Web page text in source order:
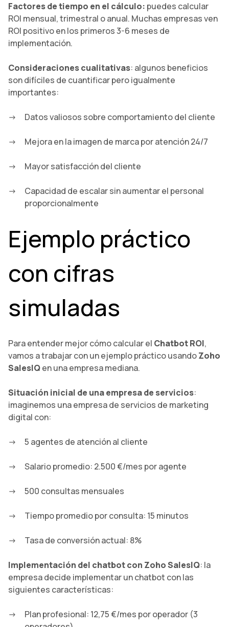
Factores de tiempo en el cálculo: puedes calcular
ROI mensual, trimestral o anual. Muchas empresas ven
ROI positivo en los primeros 3-6 meses de
implementación.
Consideraciones cualitativas: algunos beneficios
son difíciles de cuantificar pero igualmente
importantes:
Datos valiosos sobre comportamiento del cliente
Mejora en la imagen de marca por atención 24/7
Mayor satisfacción del cliente
Capacidad de escalar sin aumentar el personal
proporcionalmente
Ejemplo práctico
con cifras
simuladas
Para entender mejor cómo calcular el Chatbot ROI,
vamos a trabajar con un ejemplo práctico usandoZoho
SalesIQen una empresa mediana.
Situación inicial de una empresa de servicios:
imaginemos una empresa de servicios de marketing
digital con:
5 agentes de atención al cliente
Salario promedio: 2.500 €/mes por agente
500 consultas mensuales
Tiempo promedio por consulta: 15 minutos
Tasa de conversión actual: 8%
Implementación del chatbot con Zoho SalesIQ: la
empresa decide implementar un chatbot con las
siguientes características:
Plan profesional: 12,75 €/mes por operador (3